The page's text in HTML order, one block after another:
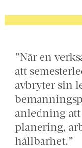
”När en
att
avbryter sin
anledning att
planering,
hållbarhet.”